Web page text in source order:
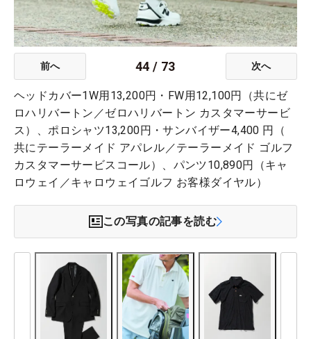
前へ 44 / 73 次へ
ヘッドカバー1W用13,200円・FW用12,100円（共にゼ
ロハリバートン／ゼロハリバートン カスタマーサービ
ス）、ポロシャツ13,200円・サンバイザー4,400 円（
共にテーラーメイド アパレル／テーラーメイド ゴルフ
カスタマーサービスコール）、パンツ10,890円（キャ
ロウェイ／キャロウェイゴルフ お客様ダイヤル）
この写真の記事を読む